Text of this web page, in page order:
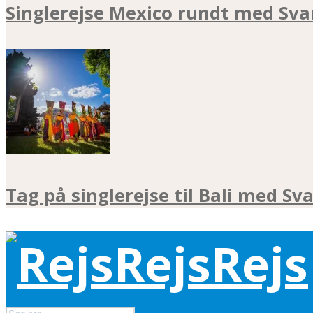
Singlerejse Mexico rundt med
Tag på singlerejse til Bali med